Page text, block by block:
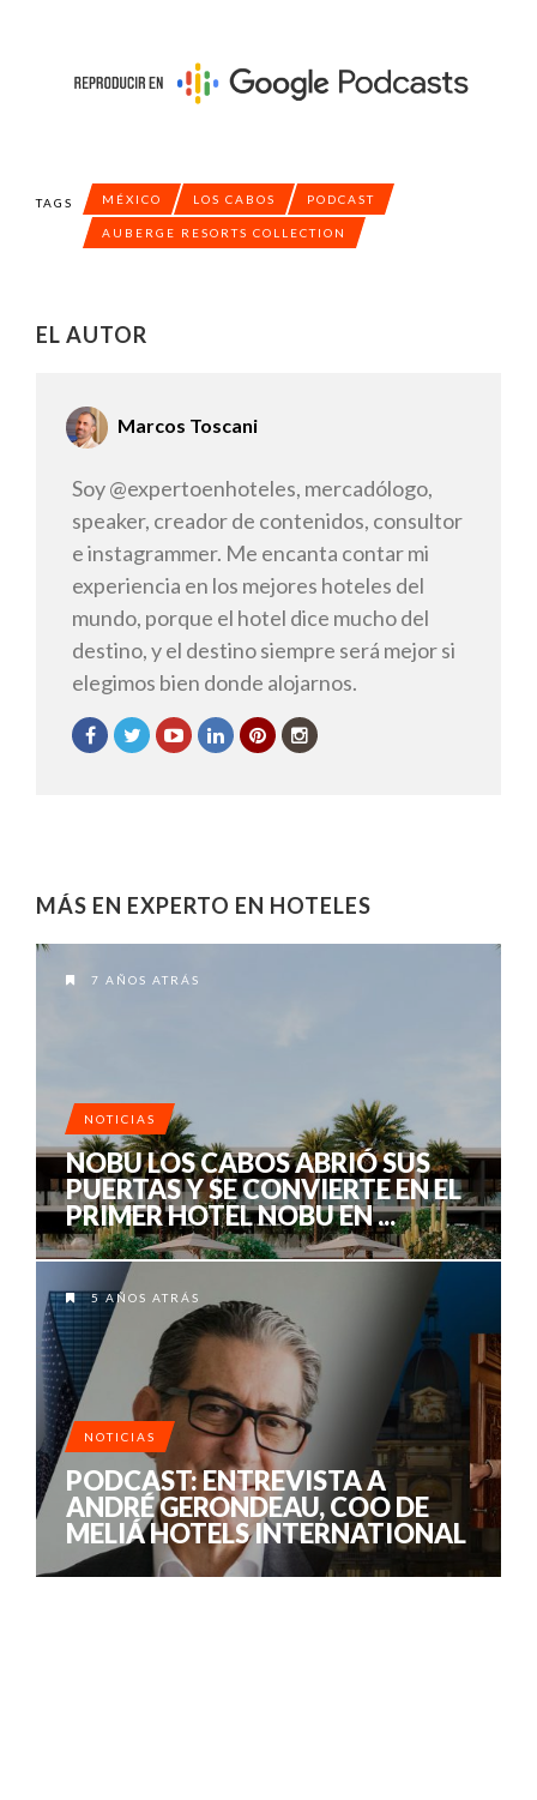
TAGS MÉXICO LOS CABOS PODCAST
AUBERGE RESORTS COLLECTION
EL AUTOR
Marcos Toscani
Soy @expertoenhoteles, mercadólogo,
speaker, creador de contenidos, consultor
e instagrammer. Me encanta contar mi
experiencia en los mejores hoteles del
mundo, porque el hotel dice mucho del
destino, y el destino siempre será mejor si
elegimos bien donde alojarnos.
MÁS EN EXPERTO EN HOTELES
7 AÑOS ATRÁS
NOTICIAS
NOBU LOS CABOS ABRIÓ SUS
PUERTAS Y SE CONVIERTE EN EL
PRIMER HOTEL NOBU EN ...
5 AÑOS ATRÁS
NOTICIAS
PODCAST: ENTREVISTA A
ANDRÉ GERONDEAU, COO DE
MELIÁ HOTELS INTERNATIONAL